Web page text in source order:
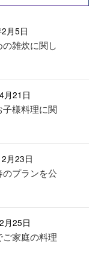
月5日
雑炊に関し
月21日
様料理に関
月23日
プランを公
月25日
家庭の料理